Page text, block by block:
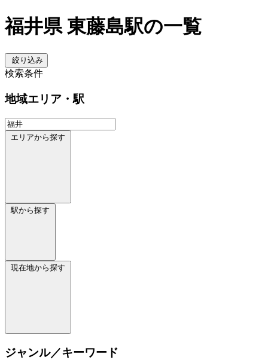
福井県 東藤島駅の一覧
絞り込み
検索条件
地域エリア・駅
エリアから探す
駅から探す
現在地から探す
ジャンル／キーワード